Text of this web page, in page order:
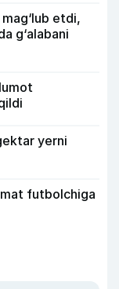
mag‘lub etdi,
g‘alabani
yerni
futbolchiga